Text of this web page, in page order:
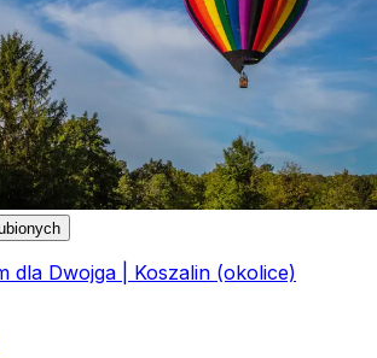
dla Dwojga | Koszalin (okolice)